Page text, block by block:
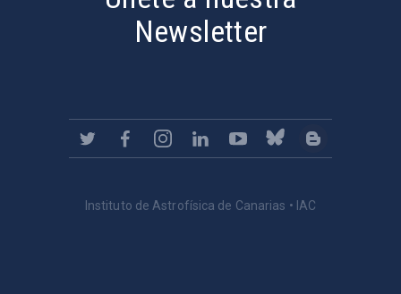
Newsletter
Instituto de Astrofísica de Canarias • IAC